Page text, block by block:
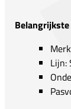
Lijn: